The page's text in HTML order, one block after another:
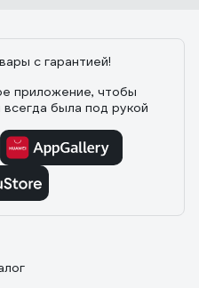
с гарантией!
приложение, чтобы
была под рукой